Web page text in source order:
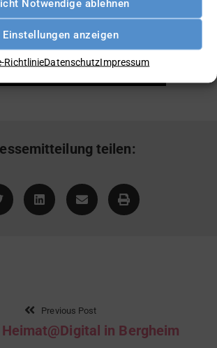
Notwendige ablehnen
Einstellungen anzeigen
RichtlinieDatenschutzImpressum
ORIGINALMITTEILUNG
teilen:
Previous Post
in Bergheim